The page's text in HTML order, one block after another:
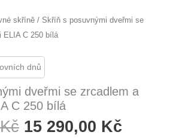
skříně / Skříň s posuvnými dveřmi se
ELIA C 250 bílá
dnů
dveřmi se zrcadlem a
C 250 bílá
Kč Původní
15 290,00 Kč